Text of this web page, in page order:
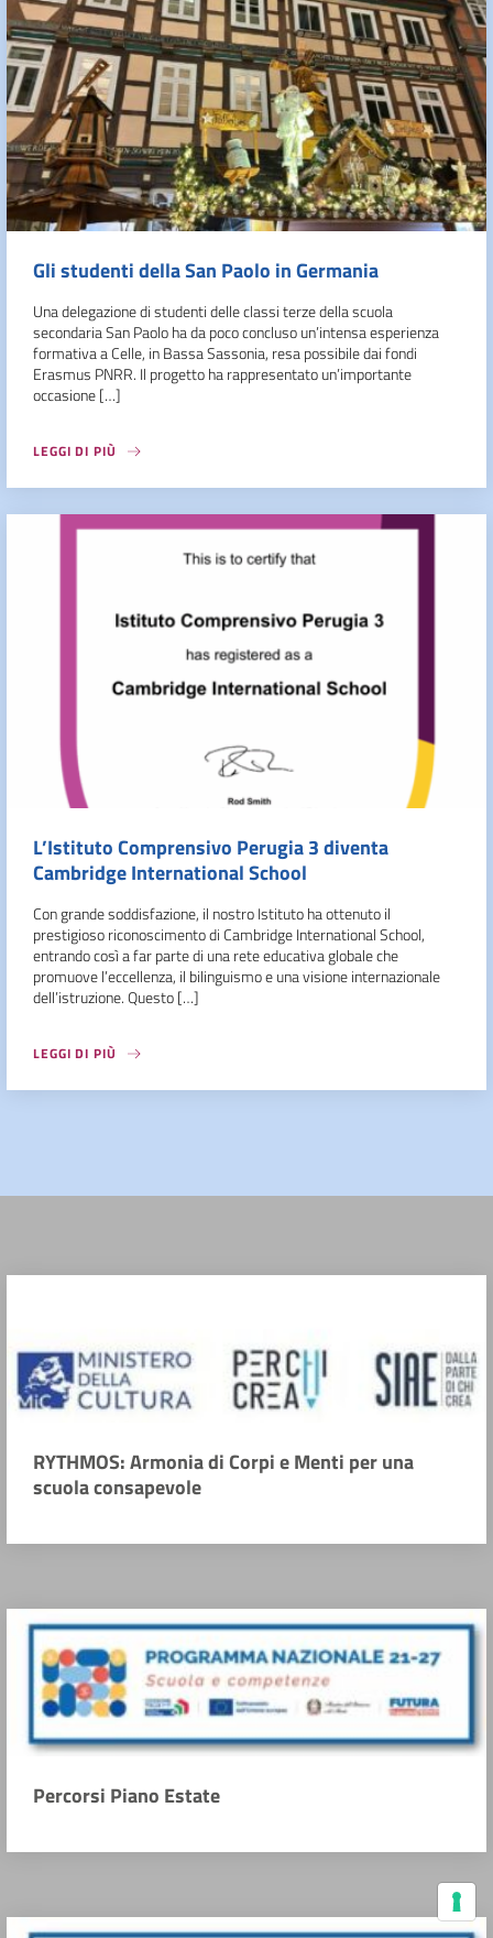
Gli studenti della San Paolo in Germania
Una delegazione di studenti delle classi terze della scuola
secondaria San Paolo ha da poco concluso un’intensa esperienza
formativa a Celle, in Bassa Sassonia, resa possibile dai fondi
Erasmus PNRR. Il progetto ha rappresentato un’importante
occasione […]
LEGGI DI PIÙ
L’Istituto Comprensivo Perugia 3 diventa
Cambridge International School
Con grande soddisfazione, il nostro Istituto ha ottenuto il
prestigioso riconoscimento di Cambridge International School,
entrando così a far parte di una rete educativa globale che
promuove l’eccellenza, il bilinguismo e una visione internazionale
dell’istruzione. Questo […]
LEGGI DI PIÙ
RYTHMOS: Armonia di Corpi e Menti per una
scuola consapevole
Percorsi Piano Estate
Le